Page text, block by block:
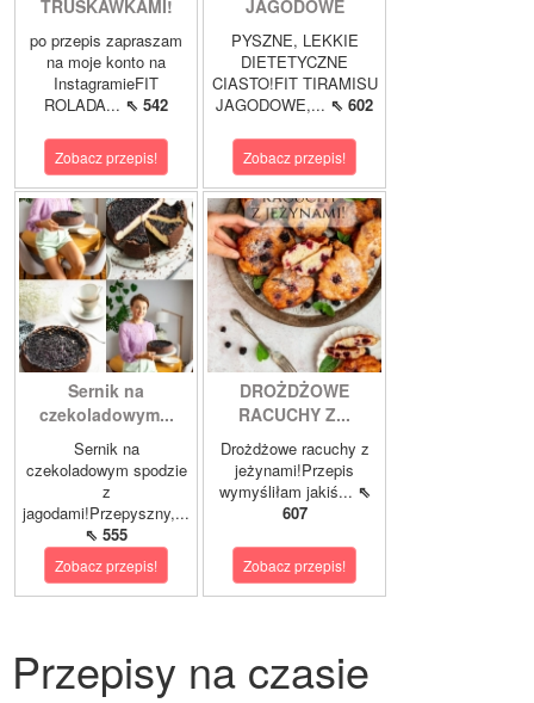
TRUSKAWKAMI!
po przepis zapraszam
na moje konto na
InstagramieFIT
ROLADA... ⇖ 542
Zobacz przepis!
JAGODOWE
PYSZNE, LEKKIE
DIETETYCZNE
CIASTO!FIT TIRAMISU
JAGODOWE,... ⇖ 602
Zobacz przepis!
Sernik na
czekoladowym...
Sernik na
czekoladowym spodzie
z
jagodami!Przepyszny,...
⇖ 555
Zobacz przepis!
DROŻDŻOWE
RACUCHY Z...
Drożdżowe racuchy z
jeżynami!Przepis
wymyśliłam jakiś... ⇖
607
Zobacz przepis!
Przepisy na czasie